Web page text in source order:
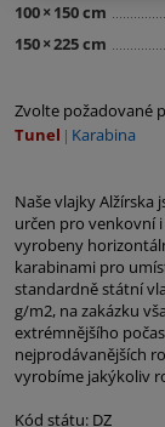
100× 150 cm
150×225 cm
Zvolte požadované
Tunel
Karabina
Naše vlajky
určen pro venkovní
vyrobeny
karabinami pro
standardně státní
g/m2, na zakázku
extrémnějšího
nejprodávanějších
vyrobíme jakýkoliv
Kód státu: DZ